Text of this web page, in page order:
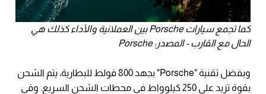
كما تجمع سيارات Porsche بين العملانية والأداء كذلك هي
الحال مع القارب - المصدر: Porsche
وبفضل تقنية "Porsche" بجهد 800 فولط للبطارية، يتم الشحن
بقوة تزيد على 250 كيلوواط في محطات الشحن السريع. وفي